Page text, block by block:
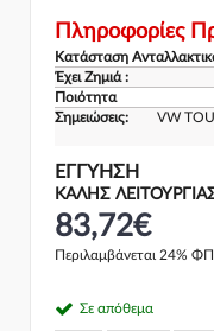
Πληροφορίες
Κατάσταση
Έχει Ζημιά :
Ποιότητα
Σημειώσεις:
VW
ΕΓΓΎΗΣΗ
ΚΑΛΗΣ
83,72€
Περιλαμβάνεται 24%
Σε απόθεμα